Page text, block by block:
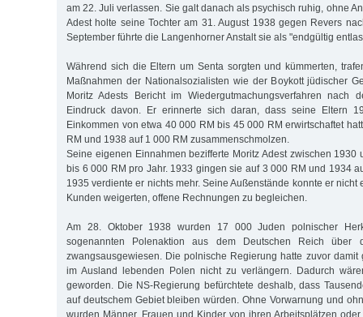
am 22. Juli verlassen. Sie galt danach als psychisch ruhig, ohne
Adest holte seine Tochter am 31. August 1938 gegen Revers
September führte die Langenhorner Anstalt sie als "endgültig
Während sich die Eltern um Senta sorgten und kümmerten,
Maßnahmen der Nationalsozialisten wie der Boykott jüdischer
Moritz Adests Bericht im Wiedergutmachungsverfahren nach
Eindruck davon. Er erinnerte sich daran, dass seine Eltern
Einkommen von etwa 40 000 RM bis 45 000 RM erwirtschaftet
RM und 1938 auf 1 000 RM zusammenschmolzen.
Seine eigenen Einnahmen bezifferte Moritz Adest zwischen 1930
bis 6 000 RM pro Jahr. 1933 gingen sie auf 3 000 RM und 1934
1935 verdiente er nichts mehr. Seine Außenstände konnte er
Kunden weigerten, offene Rechnungen zu begleichen.
Am 28. Oktober 1938 wurden 17 000 Juden polnischer
sogenannten Polenaktion aus dem Deutschen Reich über
zwangsausgewiesen. Die polnische Regierung hatte zuvor damit
im Ausland lebenden Polen nicht zu verlängern. Dadurch
geworden. Die NS-Regierung befürchtete deshalb, dass
auf deutschem Gebiet bleiben würden. Ohne Vorwarnung und
wurden Männer, Frauen und Kinder von ihren Arbeitsplätzen